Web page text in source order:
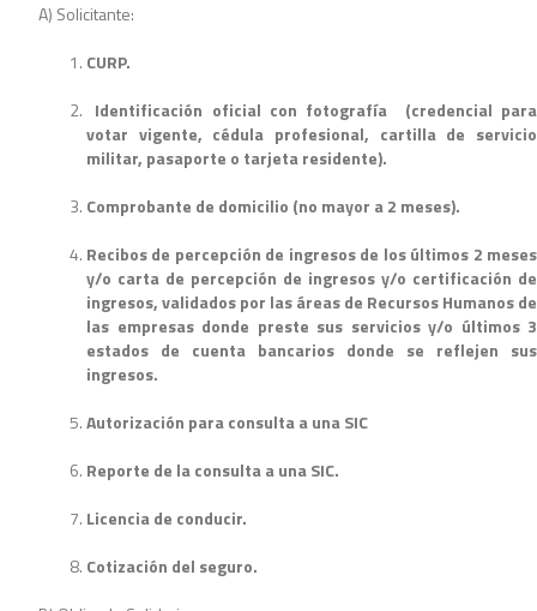
A) Solicitante:
CURP.
Identificación oficial con fotografía (credencial para
votar vigente, cédula profesional, cartilla de servicio
militar, pasaporte o tarjeta residente).
Comprobante de domicilio (no mayor a 2 meses).
Recibos de percepción de ingresos de los últimos 2 meses
y/o carta de percepción de ingresos y/o certificación de
ingresos, validados por las áreas de Recursos Humanos de
las empresas donde preste sus servicios y/o últimos 3
estados de cuenta bancarios donde se reflejen sus
ingresos.
Autorización para consulta a una SIC
Reporte de la consulta a una SIC.
Licencia de conducir.
Cotización del seguro.